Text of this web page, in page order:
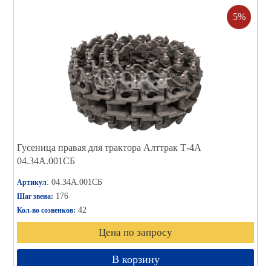
5%
Гусеница правая для трактора Алттрак Т-4А
04.34А.001СБ
Артикул: 04.34А.001СБ
Шаг звена: 176
Кол-во созвенков: 42
Цена по запросу
В корзину